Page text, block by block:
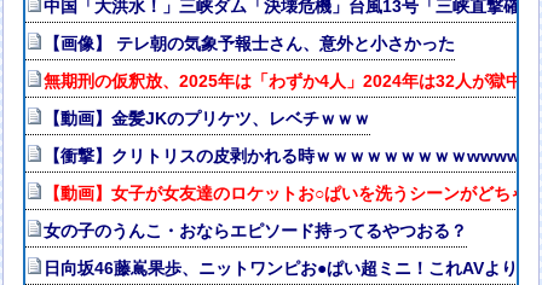
中国「大洪水！」三峡ダム「決壊危機」台風13号「三峡直撃確
【画像】 テレ朝の気象予報士さん、意外と小さかった
無期刑の仮釈放、2025年は「わずか4人」2024年は32人が獄中
【動画】金髪JKのプリケツ、レベチｗｗｗ
【衝撃】クリトリスの皮剥かれる時ｗｗｗｗｗｗｗｗｗwwww
【動画】女子が女友達のロケットお○ぱいを洗うシーンがどちゃ
女の子のうんこ・おならエピソード持ってるやつおる？
日向坂46藤嶌果歩、ニットワンピお●ぱい超ミニ！これAVよりエ